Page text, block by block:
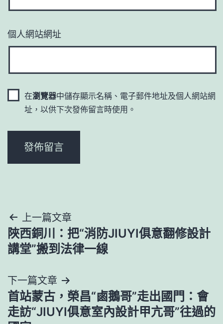
個人網站網址
在瀏覽器中儲存顯示名稱、電子郵件地址及個人網站網
址，以供下次發佈留言時使用。
文
章
覽
上一篇文章
陜西銅川：把“消防JIUYI俱意翻修設計
講堂”搬到法律一線
下一篇文章
首站蒙古，榮昌“鹵鵝哥”走出國門：會
走訪“JIUYI俱意室內設計甲亢哥”往過的